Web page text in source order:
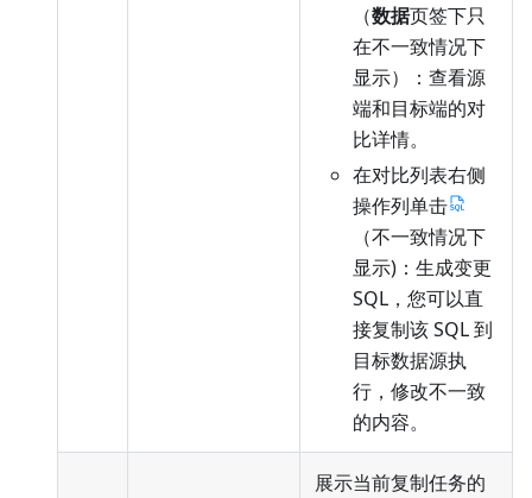
（数据页签下只
在不一致情况下
显示）：查看源
端和目标端的对
比详情。
在对比列表右侧
操作列单击
（不一致情况下
显示)：生成变更
SQL，您可以直
接复制该 SQL 到
目标数据源执
行，修改不一致
的内容。
展示当前复制任务的